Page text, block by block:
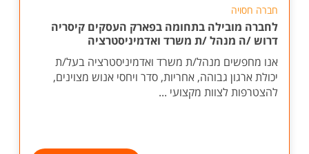
חברה חסויה
לחברה מובילה בתחומה בפארק העסקים קיסריה
דרוש /ה מנהל /ת משרד ואדמיניסטרציה
אנו מחפשים מנהל/ת משרד ואדמיניסטרציה בעל/ת
יכולת ארגון גבוהה, אחריות, סדר ויחסי אנוש מצוינים,
להצטרפות לצוות מקצועי ...